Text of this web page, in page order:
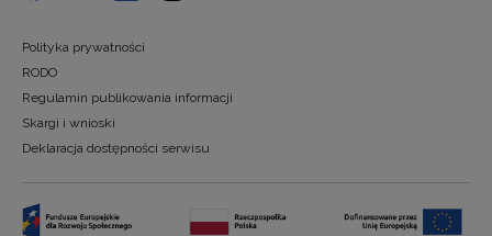
Polityka prywatności
RODO
Regulamin publikowania informacji
Skargi i wnioski
Deklaracja dostępności serwisu